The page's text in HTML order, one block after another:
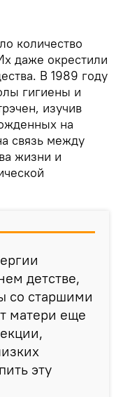
количество
даже окрестили
В 1989 году
гигиены и
изучив
на
связь между
жизни и
детстве,
со старшими
матери еще
эту